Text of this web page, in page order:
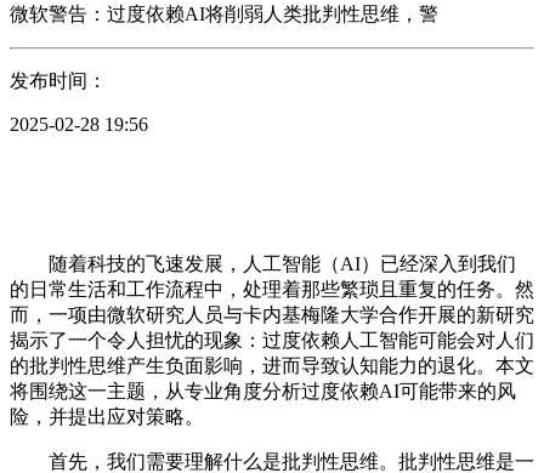
微软警告：过度依赖AI将削弱人类批判性思维，警
发布时间：
2025-02-28 19:56
随着科技的飞速发展，人工智能（AI）已经深入到我们
的日常生活和工作流程中，处理着那些繁琐且重复的任务。然
而，一项由微软研究人员与卡内基梅隆大学合作开展的新研究
揭示了一个令人担忧的现象：过度依赖人工智能可能会对人们
的批判性思维产生负面影响，进而导致认知能力的退化。本文
将围绕这一主题，从专业角度分析过度依赖AI可能带来的风
险，并提出应对策略。
首先，我们需要理解什么是批判性思维。批判性思维是一